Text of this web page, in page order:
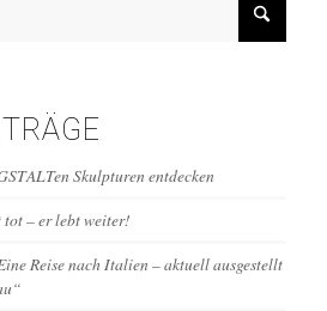
Skulpturen entdecken
tot – er lebt weiter!
Reise nach Italien – aktuell ausgestellt